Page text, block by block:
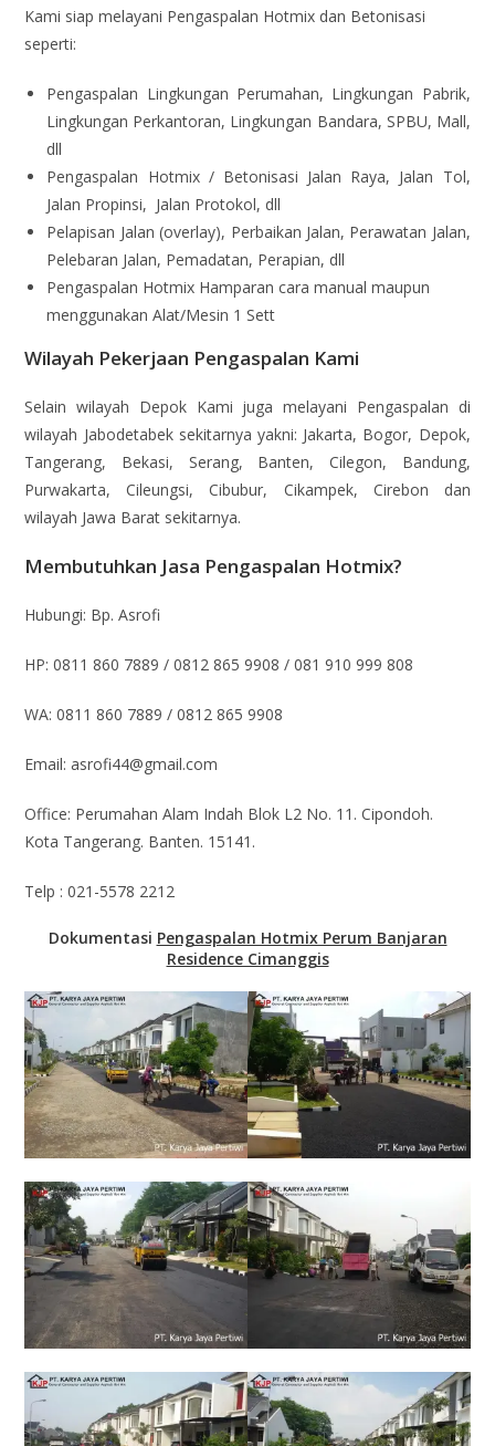
Kami siap melayani Pengaspalan Hotmix dan Betonisasi
seperti:
Pengaspalan Lingkungan Perumahan, Lingkungan Pabrik,
Lingkungan Perkantoran, Lingkungan Bandara, SPBU, Mall,
dll
Pengaspalan Hotmix / Betonisasi Jalan Raya, Jalan Tol,
Jalan Propinsi, Jalan Protokol, dll
Pelapisan Jalan (overlay), Perbaikan Jalan, Perawatan Jalan,
Pelebaran Jalan, Pemadatan, Perapian, dll
Pengaspalan Hotmix Hamparan cara manual maupun
menggunakan Alat/Mesin 1 Sett
Wilayah Pekerjaan Pengaspalan Kami
Selain wilayah Depok Kami juga melayani Pengaspalan di
wilayah Jabodetabek sekitarnya yakni: Jakarta, Bogor, Depok,
Tangerang, Bekasi, Serang, Banten, Cilegon, Bandung,
Purwakarta, Cileungsi, Cibubur, Cikampek, Cirebon dan
wilayah Jawa Barat sekitarnya.
Membutuhkan Jasa Pengaspalan Hotmix?
Hubungi: Bp. Asrofi
HP: 0811 860 7889 / 0812 865 9908 / 081 910 999 808
WA: 0811 860 7889 / 0812 865 9908
Email: asrofi44@gmail.com
Office: Perumahan Alam Indah Blok L2 No. 11. Cipondoh.
Kota Tangerang. Banten. 15141.
Telp : 021-5578 2212
Dokumentasi Pengaspalan Hotmix Perum Banjaran
Residence Cimanggis